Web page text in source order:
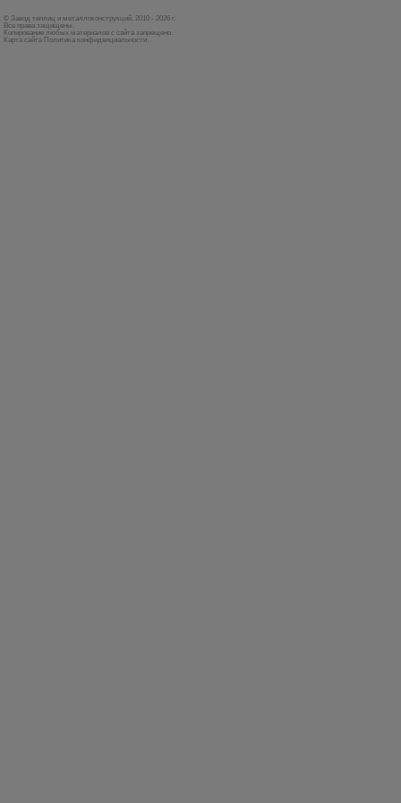
© Завод теплиц и металлоконструкций, 2010 - 2026 г.
Все права защищены.
Копирование любых материалов с сайта запрещено.
Карта сайта Политика конфиденциальности.